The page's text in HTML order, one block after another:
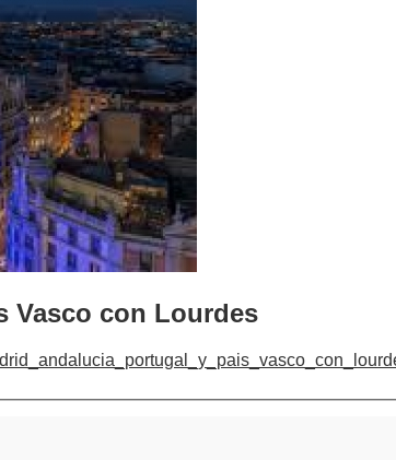
Vasco con Lourdes